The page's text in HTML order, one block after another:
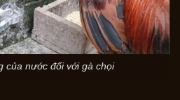
của nước đối với gà chọi